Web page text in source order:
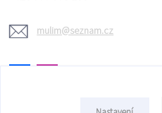
mulim@seznam.cz